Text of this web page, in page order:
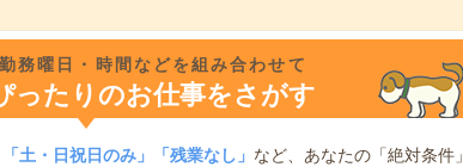
務曜日・時間などを組み合わせて
ったりのお仕事をさがす
「土・日祝日のみ」「残業なし」 など、あなたの「絶対条件」